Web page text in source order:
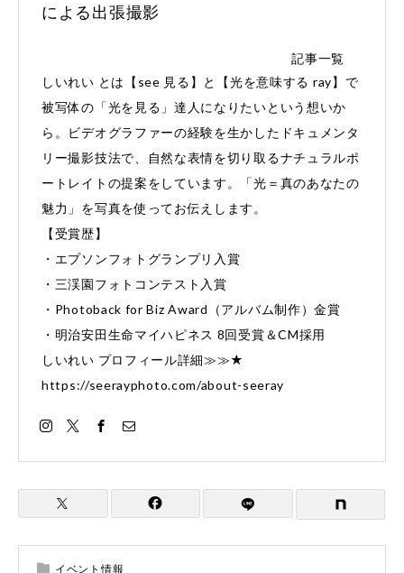
による出張撮影
記事一覧
しいれい とは【see 見る】と【光を意味する ray】で
被写体の「光を見る」達人になりたいという想いか
ら。ビデオグラファーの経験を生かしたドキュメンタ
リー撮影技法で、自然な表情を切り取るナチュラルポ
ートレイトの提案をしています。「光＝真のあなたの
魅力」を写真を使ってお伝えします。
【受賞歴】
・エプソンフォトグランプリ入賞
・三渓園フォトコンテスト入賞
・Photoback for Biz Award（アルバム制作）金賞
・明治安田生命マイハピネス 8回受賞＆CM採用
しいれい プロフィール詳細≫≫★
https://seerayphoto.com/about-seeray
イベント情報